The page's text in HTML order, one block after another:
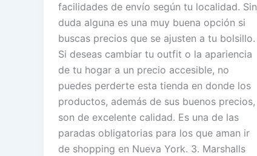
facilidades de envío según tu localidad. Sin
duda alguna es una muy buena opción si
buscas precios que se ajusten a tu bolsillo.
Si deseas cambiar tu outfit o la apariencia
de tu hogar a un precio accesible, no
puedes perderte esta tienda en donde los
productos, además de sus buenos precios,
son de excelente calidad. Es una de las
paradas obligatorias para los que aman ir
de shopping en Nueva York. 3. Marshalls